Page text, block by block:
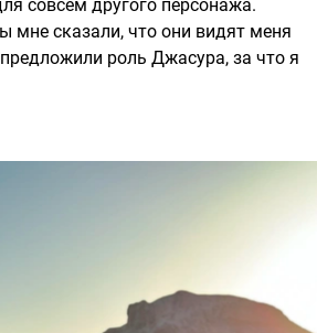
совсем другого персонажа.
мне сказали, что они видят меня
роль Джасура, за что я